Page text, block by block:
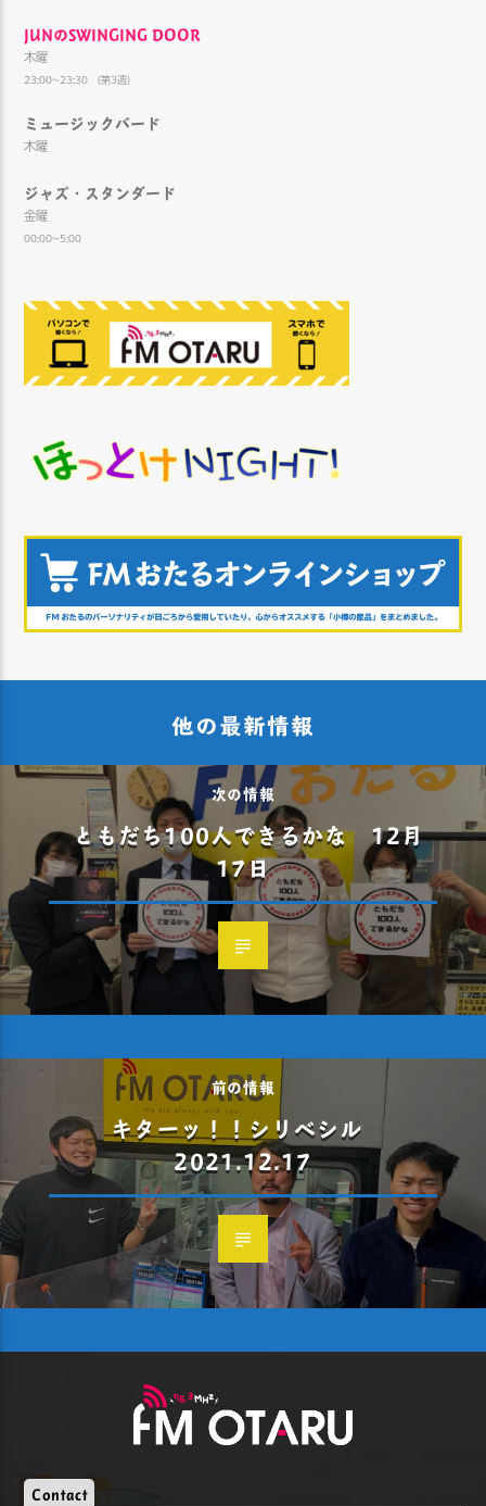
JUNのSWINGING DOOR
木曜
23:00~23:30 （第3週）
ミュージックバード
木曜
ジャズ・スタンダード
金曜
00:00~5:00
他の最新情報
次の情報
ともだち100人できるかな 12月
17日
前の情報
キターッ！！シリベシル
2021.12.17
Contact